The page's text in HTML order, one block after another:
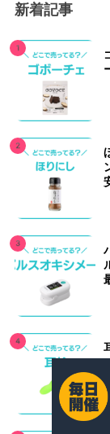
新着記事